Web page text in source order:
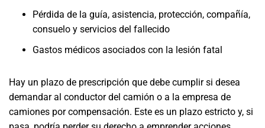
Pérdida de la guía, asistencia, protección, compañía,
consuelo y servicios del fallecido
Gastos médicos asociados con la lesión fatal
Hay un plazo de prescripción que debe cumplir si desea
demandar al conductor del camión o a la empresa de
camiones por compensación. Este es un plazo estricto y, si